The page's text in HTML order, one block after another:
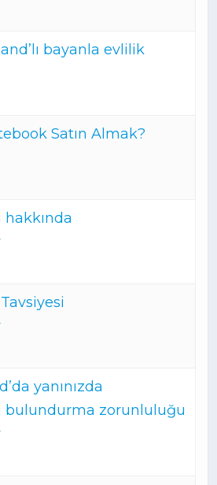
bayanla evlilik
Satın Almak?
yanınızda
bulundurma zorunluluğu